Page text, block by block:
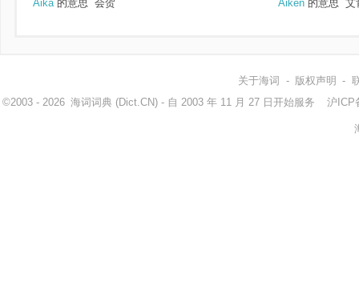
Aika 的意思 会贺 Aiken 的意思 艾
关于海词 - 版权声明 -
©2003 - 2026 海词词典 (Dict.CN) - 自 2003 年 11 月 27 日开始服务 沪ICP